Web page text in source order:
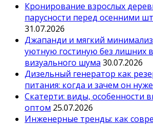
Кронирование взрослых
парусности перед осенними
31.07.2026
Джапанди и мягкий
уютную гостиную без лишних
визуального шума 30.07.2026
Дизельный генератор как
питания: когда и зачем он
Скатерти: виды, особенности
оптом 25.07.2026
Инженерные тренды: как